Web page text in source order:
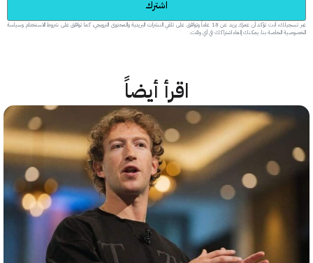
عبر تسجيلك، أنت تؤكد أن عمرك يزيد عن 18 عاماً وتوافق على تلقي النشرات البريدية والمحتوى الترويجي، كما توافق على شروط الاستخدام وسياسة
الخاصة بنا. يمكنك إلغاء اشتراكك في أي وقت.
اقرأ أيضاً